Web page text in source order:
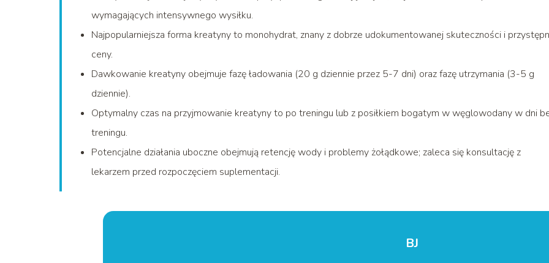
wymagających intensywnego wysiłku.
Najpopularniejsza forma kreatyny to monohydrat, znany z dobrze udokumentowanej skuteczności i
ceny.
Dawkowanie kreatyny obejmuje fazę ładowania (20 g dziennie przez 5-7 dni) oraz fazę utrzymania (3-5 g
dziennie).
Optymalny czas na przyjmowanie kreatyny to po treningu lub z posiłkiem bogatym w węglowodany w dni
treningu.
Potencjalne działania uboczne obejmują retencję wody i problemy żołądkowe; zaleca się konsultację z
lekarzem przed rozpoczęciem suplementacji.
BJ